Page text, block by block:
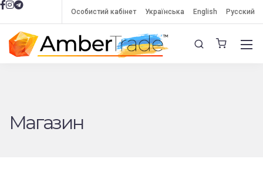
Особистий кабінет Українська English Русский
Магазин